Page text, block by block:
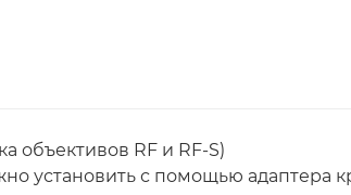
объективов RF и RF-S)
установить с помощью адаптера